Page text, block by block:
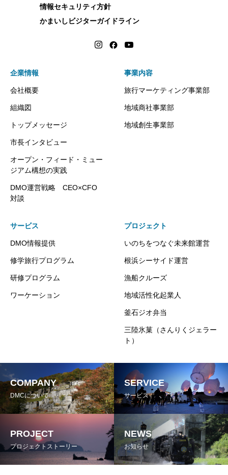
情報セキュリティ方針
かまいしビジターガイドライン
企業情報
会社概要
組織図
トップメッセージ
市長インタビュー
オープン・フィード・ミュー
ジアム構想の実践
DMO運営戦略 CEO×CFO
対談
事業内容
旅行マーケティング事業部
地域商社事業部
地域創生事業部
サービス
DMO情報提供
修学旅行プログラム
研修プログラム
ワーケーション
プロジェクト
いのちをつなぐ未来館運営
根浜シーサイド運営
漁船クルーズ
地域活性化起業人
釜石ジオ弁当
三陸氷菓（さんりくジェラー
ト）
COMPANY
DMCについて
SERVICE
サービス
PROJECT
プロジェクトストーリー
NEWS
お知らせ